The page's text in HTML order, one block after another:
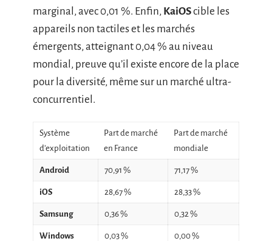
marginal, avec 0,01 %. Enfin, KaiOScible les
appareils non tactiles et les marchés
émergents, atteignant 0,04 % au niveau
mondial, preuve qu’il existe encore de la place
pour la diversité, même sur un marché ultra-
concurrentiel.
Système
d’exploitation
Part de marché
en France
Part de marché
mondiale
Android 70,91 % 71,17 %
iOS 28,67 % 28,33 %
Samsung 0,36 % 0,32 %
Windows 0,03 % 0,00 %